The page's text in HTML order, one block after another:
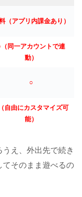
（アプリ内課金あり）
（同一アカウントで連
動）
○
自由にカスタマイズ可
能）
え、外出先で続き
てそのまま遊べるの